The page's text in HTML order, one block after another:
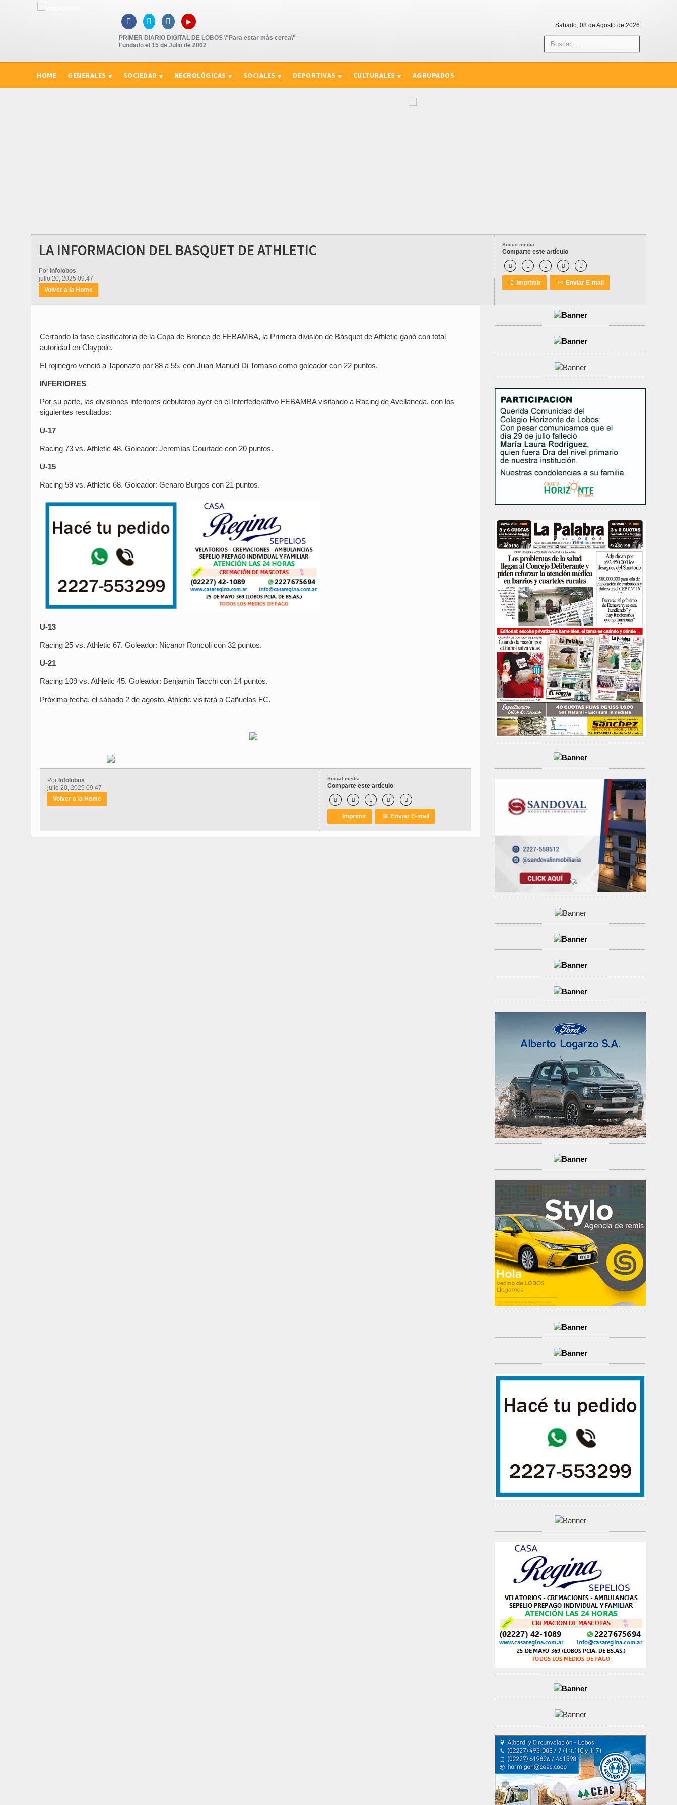
   ▸
PRIMER DIARIO DIGITAL DE LOBOS \"Para estar más cerca\"
Fundado el 15 de Julio de 2002
Sabado, 08 de Agosto de 2026
HOME GENERALES SOCIEDAD NECROLÓGICAS SOCIALES DEPORTIVAS CULTURALES AGRUPADOS
Social media
Comparte este artículo
    
 Imprimir ✉ Enviar E-mail
LA INFORMACION DEL BASQUET DE ATHLETIC
Por Infolobos
julio 20, 2025 09:47
Volver a la Home
Cerrando la fase clasificatoria de la Copa de Bronce de FEBAMBA, la Primera división de Básquet de Athletic ganó con total
autoridad en Claypole.
El rojinegro venció a Taponazo por 88 a 55, con Juan Manuel Di Tomaso como goleador con 22 puntos.
INFERIORES
Por su parte, las divisiones inferiores debutaron ayer en el Interfederativo FEBAMBA visitando a Racing de Avellaneda, con los
siguientes resultados:
U-17
Racing 73 vs. Athletic 48. Goleador: Jeremías Courtade con 20 puntos.
U-15
Racing 59 vs. Athletic 68. Goleador: Genaro Burgos con 21 puntos.
U-13
Racing 25 vs. Athletic 67. Goleador: Nicanor Roncoli con 32 puntos.
U-21
Racing 109 vs. Athletic 45. Goleador: Benjamín Tacchi con 14 puntos.
Próxima fecha, el sábado 2 de agosto, Athletic visitará a Cañuelas FC.
Social media
Comparte este artículo
    
 Imprimir ✉ Enviar E-mail
Por Infolobos
julio 20, 2025 09:47
Volver a la Home